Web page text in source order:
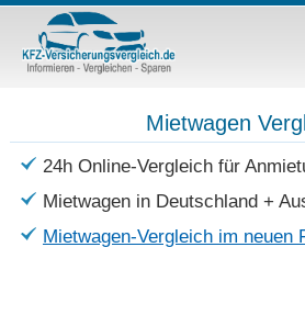
Mietwagen
24h Online-Vergleich für
Mietwagen in Deutschland +
Mietwagen-Vergleich im neuen